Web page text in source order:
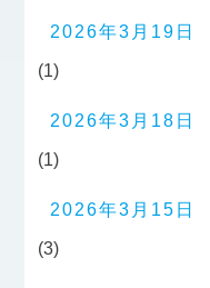
2026年3月19日
(1)
2026年3月18日
(1)
2026年3月15日
(3)